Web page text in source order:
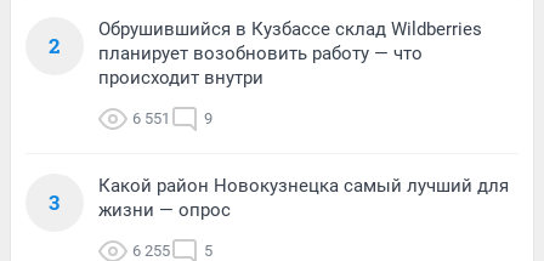
2
Обрушившийся в Кузбассе склад Wildberries
планирует возобновить работу — что
происходит внутри
6 551 9
3
Какой район Новокузнецка самый лучший для
жизни — опрос
6 255 5